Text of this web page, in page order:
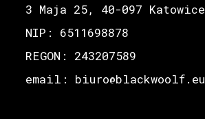
3 Maja 25, 40-097 Katowice
NIP: 6511698878
REGON: 243207589
email: biuro@blackwoolf.eu